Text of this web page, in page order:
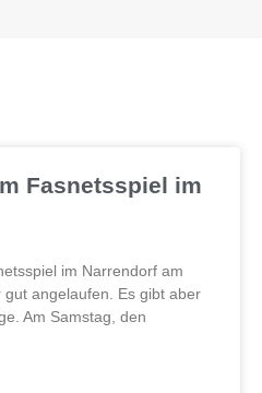
Fasnetsspiel im
im Narrendorf am
angelaufen. Es gibt aber
Am Samstag, den